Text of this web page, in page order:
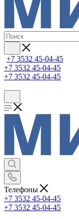
+7 3532 45-04-45
+7 3532 45-04-45
+7 3532 45-04-45
Телефоны
+7 3532 45-04-45
+7 3532 45-04-45